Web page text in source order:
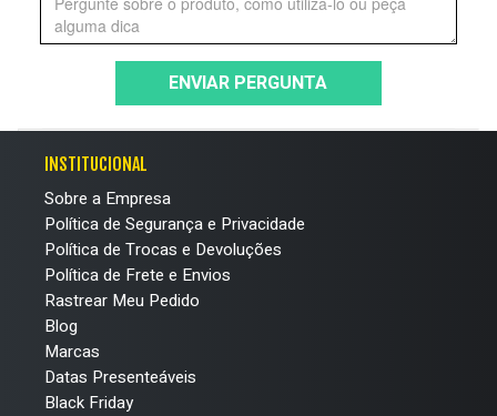
ENVIAR PERGUNTA
INSTITUCIONAL
Sobre a Empresa
Política de Segurança e Privacidade
Política de Trocas e Devoluções
Política de Frete e Envios
Rastrear Meu Pedido
Blog
Marcas
Datas Presenteáveis
Black Friday